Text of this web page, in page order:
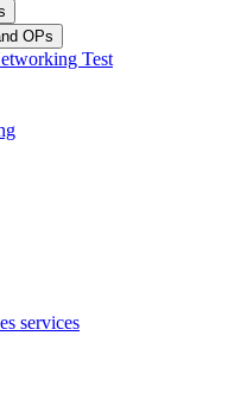
OPs
Test
services